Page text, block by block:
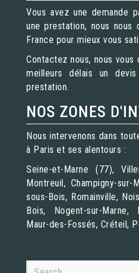
Vous avez une demande
une prestation, nous nous
France pour mieux vous
Contactez nous, nous vous
meilleurs délais un
prestation.
NOS ZONES
Nous intervenons dans
à Paris et ses alentours :
Seine-et-Marne (77),
Montreuil, Champigny-sur-
sous-Bois, Romainville,
Bois, Nogent-sur-Marne,
Maur-des-Fossés, Créteil,